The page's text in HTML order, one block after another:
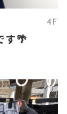
4F
す🌴